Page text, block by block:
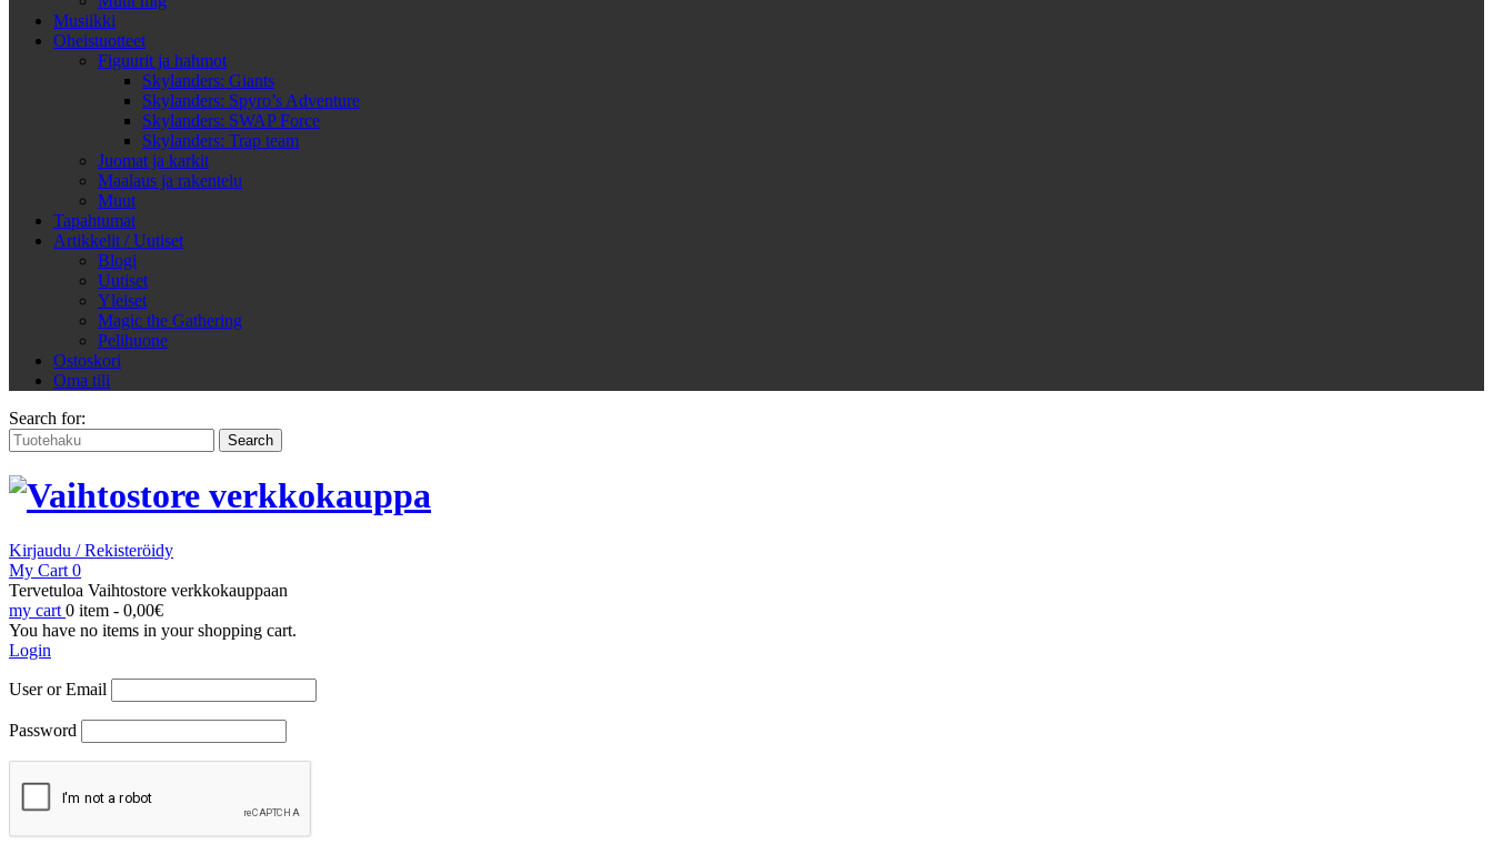
Musiikki
Oheistuotteet
Figuurit ja hahmot
Skylanders: Giants
Skylanders: Spyro’s Adventure
Skylanders: SWAP Force
Skylanders: Trap team
Juomat ja karkit
Maalaus ja rakentelu
Muut
Tapahtumat
Artikkelit / Uutiset
Blogi
Uutiset
Yleiset
Magic the Gathering
Pelihuone
Ostoskori
Oma tili
Search for:
Kirjaudu / Rekisteröidy
My Cart 0
Tervetuloa Vaihtostore verkkokauppaan
my cart 0 item - 0,00€
You have no items in your shopping cart.
Login
User or Email
Password